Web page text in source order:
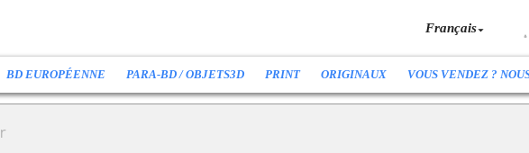
Français 
BD EUROPÉENNE PARA-BD / OBJETS3D PRINT ORIGINAUX VOUS VENDEZ ?